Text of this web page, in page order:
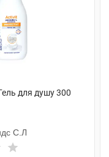
для душу 300
С.Л